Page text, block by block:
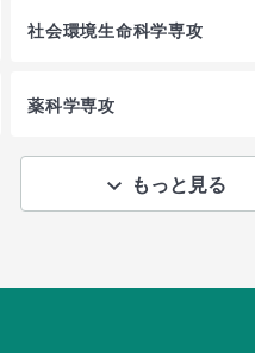
社会環境生命科学専攻
薬科学専攻
もっと見る